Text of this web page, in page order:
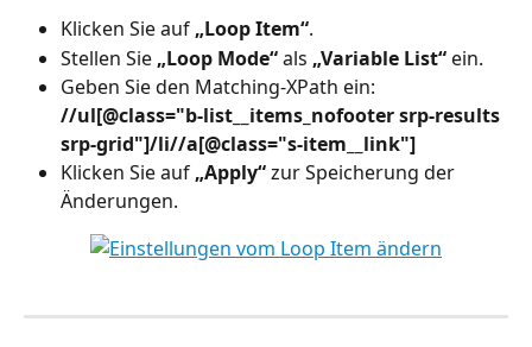
Klicken Sie auf „Loop Item“.
Stellen Sie „Loop Mode“ als „Variable List“ ein.
Geben Sie den Matching-XPath ein:
//ul[@class="b-list__items_nofooter srp-results
srp-grid"]/li//a[@class="s-item__link"]
Klicken Sie auf „Apply“ zur Speicherung der
Änderungen.